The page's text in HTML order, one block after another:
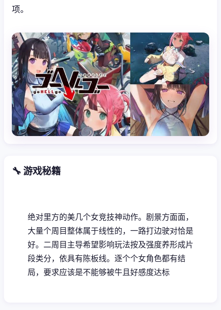
项。
🔧 游戏秘籍
绝对里方的美几个女竞技神动作。剧景方面面，
大量个周目整体属于线性的，一路打边驶对恰是
好。二周目主导希望影响玩法按及强度养形成片
段类分，依具有陈板线。逐个个女角色都有结
局，要求应该是不能够被牛且好感度达标